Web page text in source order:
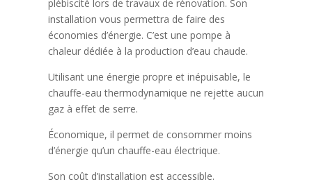
plébiscité lors de travaux de rénovation. Son
installation vous permettra de faire des
économies d’énergie. C’est une pompe à
chaleur dédiée à la production d’eau chaude.
Utilisant une énergie propre et inépuisable, le
chauffe-eau thermodynamique ne rejette aucun
gaz à effet de serre.
Économique, il permet de consommer moins
d’énergie qu’un chauffe-eau électrique.
Son coût d’installation est accessible.